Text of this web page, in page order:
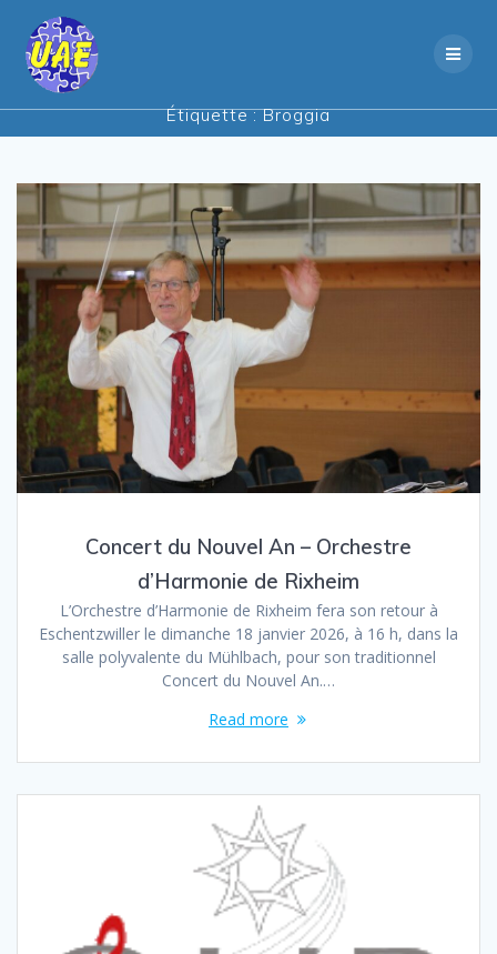
Étiquette :Broggia
Concert du Nouvel An – Orchestre
d’Harmonie de Rixheim
L’Orchestre d’Harmonie de Rixheim fera son retour à
Eschentzwiller le dimanche 18 janvier 2026, à 16 h, dans la
salle polyvalente du Mühlbach, pour son traditionnel
Concert du Nouvel An.…
Read more